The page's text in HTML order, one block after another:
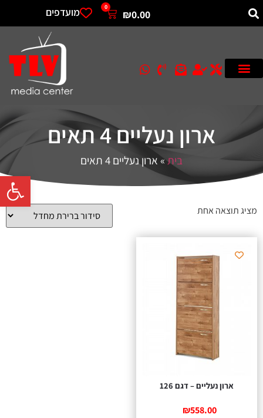
פתח
₪0.00
0 מועדפים
ארון נעליים 4 תאים
בית»ארון נעליים 4 תאים
מציג תוצאה אחת
ארון נעליים – דגם 126
₪558.00